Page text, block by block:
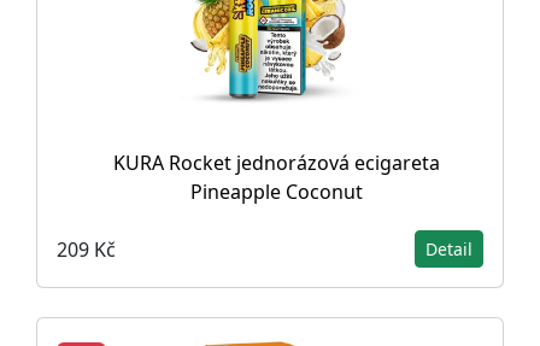
KURA Rocket jednorázová ecigareta
Pineapple Coconut
209 Kč Detail